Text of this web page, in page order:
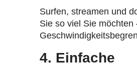
Surfen, streamen und
Sie so viel Sie möchten
4. Einfache